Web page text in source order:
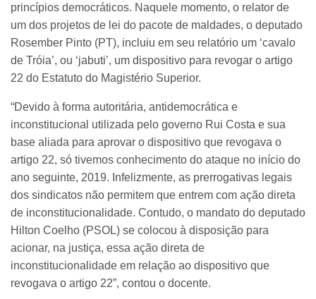
princípios democráticos. Naquele momento, o relator de
um dos projetos de lei do pacote de maldades, o deputado
Rosember Pinto (PT), incluiu em seu relatório um ‘cavalo
de Tróia’, ou ‘jabuti’, um dispositivo para revogar o artigo
22 do Estatuto do Magistério Superior.
“Devido à forma autoritária, antidemocrática e
inconstitucional utilizada pelo governo Rui Costa e sua
base aliada para aprovar o dispositivo que revogava o
artigo 22, só tivemos conhecimento do ataque no início do
ano seguinte, 2019. Infelizmente, as prerrogativas legais
dos sindicatos não permitem que entrem com ação direta
de inconstitucionalidade. Contudo, o mandato do deputado
Hilton Coelho (PSOL) se colocou à disposição para
acionar, na justiça, essa ação direta de
inconstitucionalidade em relação ao dispositivo que
revogava o artigo 22”, contou o docente.